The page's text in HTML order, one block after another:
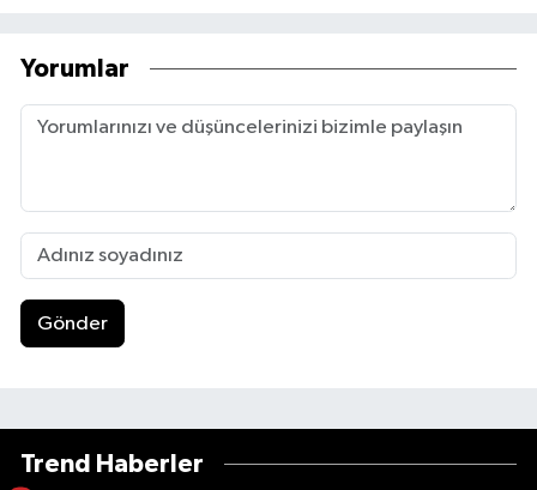
Yorumlar
Gönder
Trend Haberler